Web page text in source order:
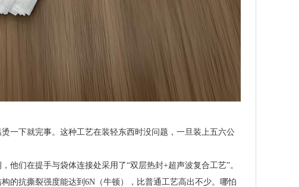
一下就完事。这种工艺在装轻东西时没问题，一旦装上五六公
们在提手与袋体连接处采用了“双层热封+超声波复合工艺”。
的抗撕裂强度能达到6N（牛顿），比普通工艺高出不少。哪怕